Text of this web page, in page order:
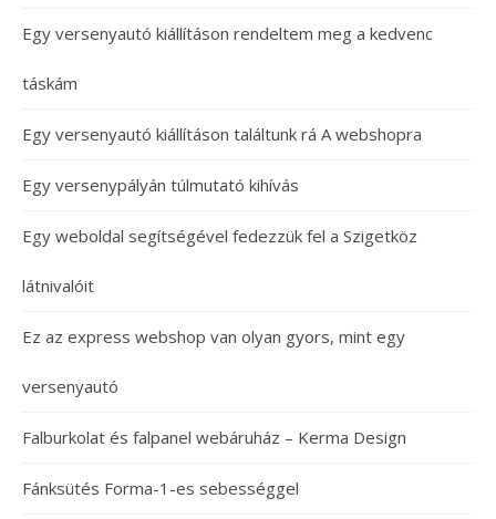
Egy versenyautó kiállításon rendeltem meg a kedvenc
táskám
Egy versenyautó kiállításon találtunk rá A webshopra
Egy versenypályán túlmutató kihívás
Egy weboldal segítségével fedezzük fel a Szigetköz
látnivalóit
Ez az express webshop van olyan gyors, mint egy
versenyautó
Falburkolat és falpanel webáruház – Kerma Design
Fánksütés Forma-1-es sebességgel